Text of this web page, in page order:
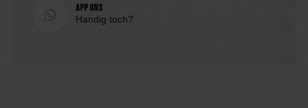
App ons
Handig toch?